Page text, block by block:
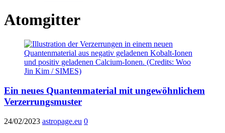
Atomgitter
Ein neues Quantenmaterial mit ungewöhnlichem
Verzerrungsmuster
24/02/2023 astropage.eu 0